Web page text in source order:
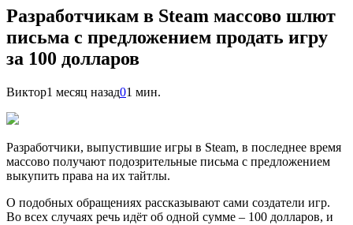
Разработчикам в Steam массово шлют
письма с предложением продать игру
за 100 долларов
Виктор1 месяц назад01 мин.
Разработчики, выпустившие игры в Steam, в последнее время
массово получают подозрительные письма с предложением
выкупить права на их тайтлы.
О подобных обращениях рассказывают сами создатели игр.
Во всех случаях речь идёт об одной сумме – 100 долларов, и